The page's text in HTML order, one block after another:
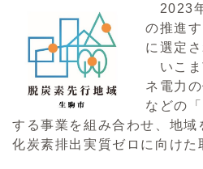
2023
の推進
に選定
いこま
ネ電力
などの
する事業を組み合わせ、地域
化炭素排出実質ゼロに向けた